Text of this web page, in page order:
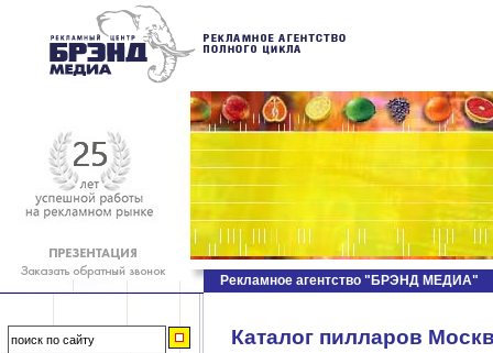
Рекламное агентство "БРЭНД МЕДИА"
Каталог пилларов